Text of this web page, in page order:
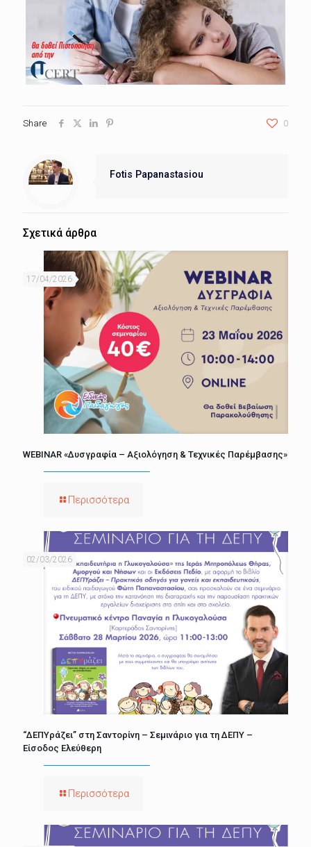
Share 0
Fotis Papanastasiou
Σχετικά άρθρα
17/04/2026
WEBINAR «Δυσγραφία – Αξιολόγηση & Τεχνικές Παρέμβασης»
Περισσότερα
02/03/2026
“ΔΕΠΥράζει” στη Σαντορίνη – Σεμινάριο για τη ΔΕΠΥ –
Είσοδος Ελεύθερη
Περισσότερα